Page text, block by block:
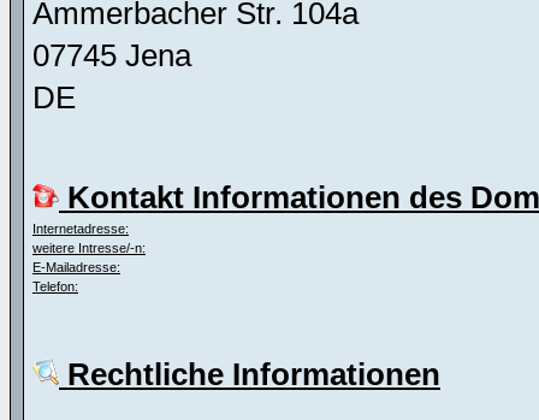
Ammerbacher Str. 104a
07745 Jena
DE
Kontakt Informationen des
Internetadresse:
weitere Intresse/-n:
E-Mailadresse:
Telefon:
Rechtliche Informationen